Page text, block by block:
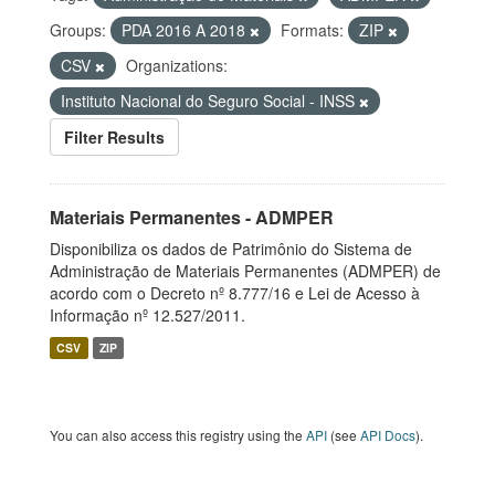
Groups:
PDA 2016 A 2018 Formats:
ZIP
CSV
Organizations:
Instituto Nacional do Seguro Social - INSS
Filter Results
Materiais Permanentes - ADMPER
Disponibiliza os dados de Patrimônio do Sistema de
Administração de Materiais Permanentes (ADMPER) de
acordo com o Decreto nº 8.777/16 e Lei de Acesso à
Informação nº 12.527/2011.
CSV ZIP
You can also access this registry using the API (see API Docs).